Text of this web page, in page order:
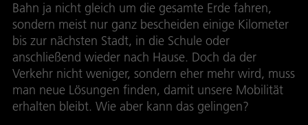
Bahn ja nicht gleich um die gesamte Erde fahren,
sondern meist nur ganz bescheiden einige Kilometer
bis zur nächsten Stadt, in die Schule oder
anschließend wieder nach Hause. Doch da der
Verkehr nicht weniger, sondern eher mehr wird, muss
man neue Lösungen finden, damit unsere Mobilität
erhalten bleibt. Wie aber kann das gelingen?